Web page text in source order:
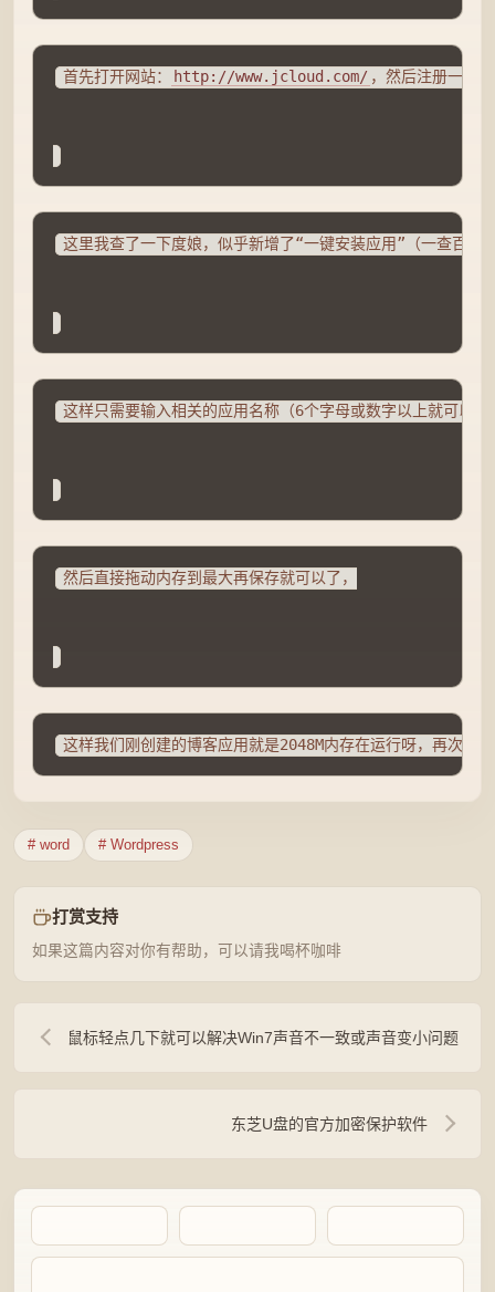
首先打开网站： http://www.jcloud.com/ ，然后注册一个
这里我查了一下度娘，似乎新增了“一键安装应用”（一查百
这样只需要输入相关的应用名称（6个字母或数字以上就可以
然后直接拖动内存到最大再保存就可以了，
这样我们刚创建的博客应用就是2048M内存在运行呀，再次感
# word # Wordpress
打赏支持
如果这篇内容对你有帮助，可以请我喝杯咖啡
鼠标轻点几下就可以解决Win7声音不一致或声音变小问题
东芝U盘的官方加密保护软件